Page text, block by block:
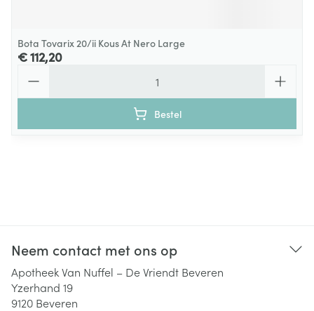
Bota Tovarix 20/ii Kous At Nero Large
€ 112,20
Bestel
Neem contact met ons op
Apotheek Van Nuffel – De Vriendt Beveren
Yzerhand 19
9120 Beveren